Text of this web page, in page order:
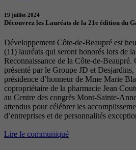
19 juillet 2024
Découvrez les Lauréats de la 21e édition du
Développement Côte-de-Beaupré est
(11) lauréats qui seront honorés lors de
Reconnaissance de la Côte-de-Beaupré.
présenté par le Groupe JD et Desjardins,
présidence d’honneur de Mme Marie
copropriétaire de la pharmacie Jean
au Centre des congrès Mont-Sainte-
attendus pour célébrer les
d’entreprises et de personnalités
Lire le communiqué